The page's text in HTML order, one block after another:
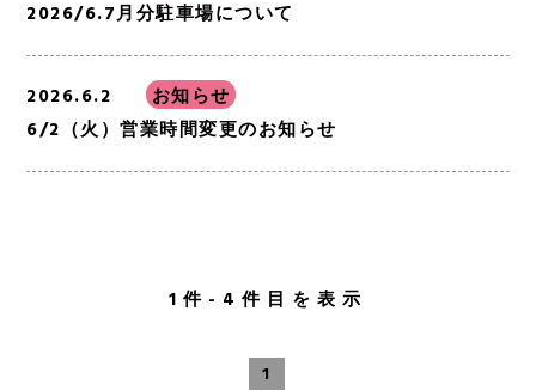
2026/6.7月分駐車場について
2026.6.2
お知らせ
6/2（火）営業時間変更のお知らせ
1件-4件目を表示
1